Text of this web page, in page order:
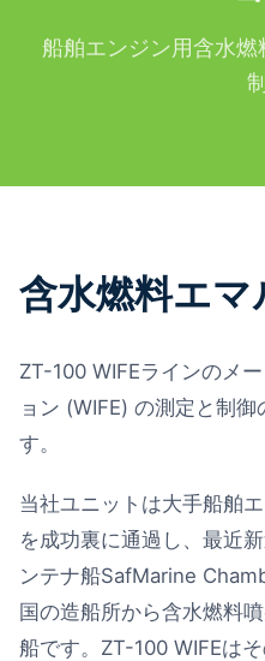
船舶エンジン用含水燃
含水燃料エ
ZT-100 WIFEラインのメ
ョン (WIFE) の測定と制
す。
当社ユニットは大手船舶
を成功裏に通過し、最近
ンテナ船SafMarine
国の造船所から含水燃料
船です。ZT-100 WIFEは